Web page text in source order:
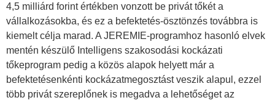
4,5 milliárd forint értékben vonzott be privát tőkét a
vállalkozásokba, és ez a befektetés-ösztönzés továbbra is
kiemelt célja marad. A JEREMIE-programhoz hasonló elvek
mentén készülő Intelligens szakosodási kockázati
tőkeprogram pedig a közös alapok helyett már a
befektetésenkénti kockázatmegosztást veszik alapul, ezzel
több privát szereplőnek is megadva a lehetőséget az